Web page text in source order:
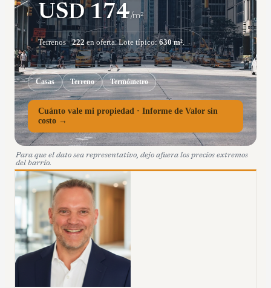
USD174/m²
Terrenos·222en oferta.Lote típico:630m².
Casas Terreno Termómetro
Cuánto vale mi propiedad · Informe de Valor sin
costo →
Para que el dato sea representativo, dejo afuera los precios extremos
del barrio.